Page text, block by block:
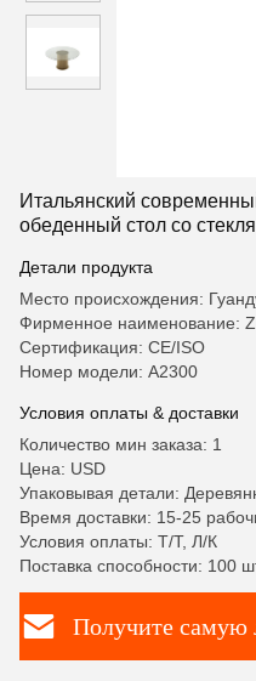
Итальянский
обеденный стол со
стол из закаленного
Детали продукта
Место происхождения:
Фирменное наименование:
Сертификация: CE/ISO
Номер модели: A2300
Условия оплаты & доставки
Количество мин заказа: 1
Цена: USD
Упаковывая детали:
Время доставки: 15-25
Условия оплаты: Т/Т, Л/К
Поставка способности: 100
Получите